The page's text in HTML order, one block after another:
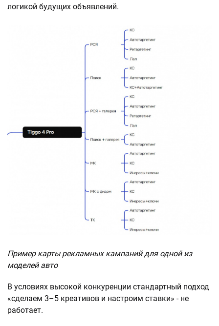
логикой будущих объявлений.
Пример карты рекламных кампаний для одной из
моделей авто
В условиях высокой конкуренции стандартный подход
«сделаем 3–5 креативов и настроим ставки» - не
работает.